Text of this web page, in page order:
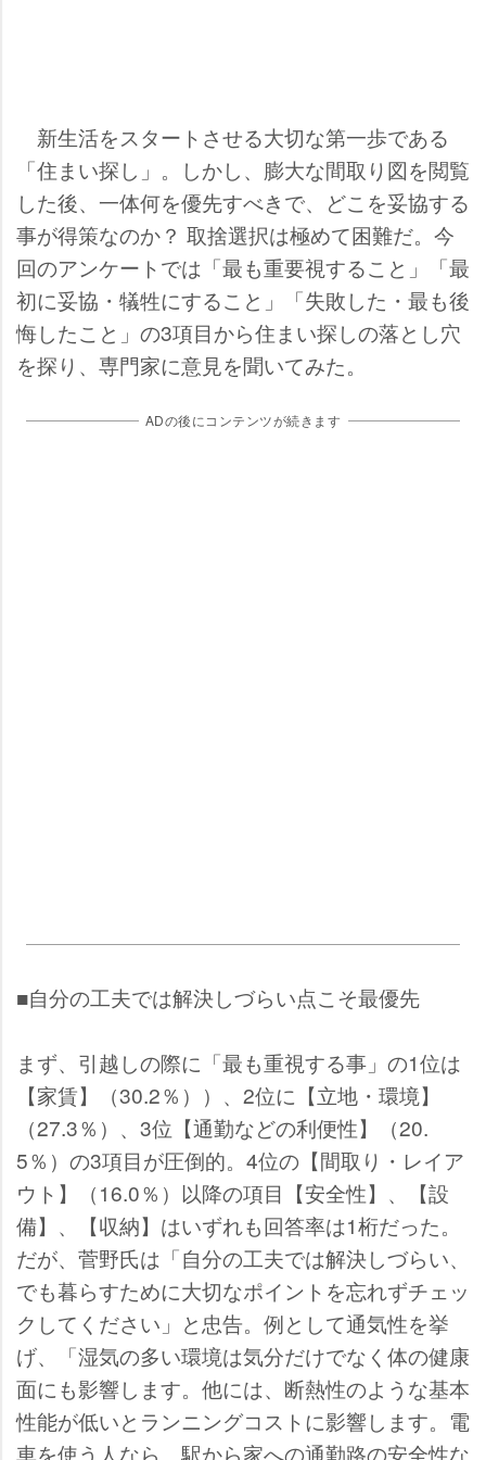
新生活をスタートさせる大切な第一歩である
「住まい探し」。しかし、膨大な間取り図を閲覧
した後、一体何を優先すべきで、どこを妥協する
事が得策なのか？ 取捨選択は極めて困難だ。今
回のアンケートでは「最も重要視すること」「最
初に妥協・犠牲にすること」「失敗した・最も後
悔したこと」の3項目から住まい探しの落とし穴
を探り、専門家に意見を聞いてみた。
ADの後にコンテンツが続きます
■自分の工夫では解決しづらい点こそ最優先
まず、引越しの際に「最も重視する事」の1位は
【家賃】（30.2％））、2位に【立地・環境】
（27.3％）、3位【通勤などの利便性】（20.
5％）の3項目が圧倒的。4位の【間取り・レイア
ウト】（16.0％）以降の項目【安全性】、【設
備】、【収納】はいずれも回答率は1桁だった。
だが、菅野氏は「自分の工夫では解決しづらい、
でも暮らすために大切なポイントを忘れずチェッ
クしてください」と忠告。例として通気性を挙
げ、「湿気の多い環境は気分だけでなく体の健康
面にも影響します。他には、断熱性のような基本
性能が低いとランニングコストに影響します。電
車を使う人なら、駅から家への通勤路の安全性な